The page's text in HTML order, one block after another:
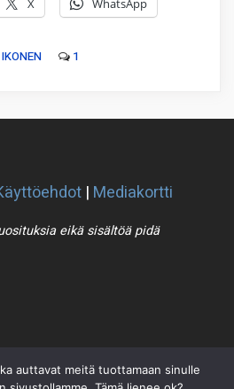
X WhatsApp
1
| Mediakortti
eikä sisältöä pidä
auttavat meitä tuottamaan sinulle